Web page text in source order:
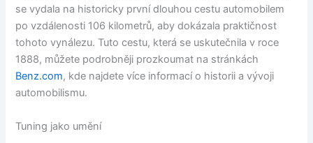
se vydala na historicky první dlouhou cestu automobilem
po vzdálenosti 106 kilometrů, aby dokázala praktičnost
tohoto vynálezu. Tuto cestu, která se uskutečnila v roce
1888, můžete podrobněji prozkoumat na stránkách
Benz.com, kde najdete více informací o historii a vývoji
automobilismu.
Tuning jako umění